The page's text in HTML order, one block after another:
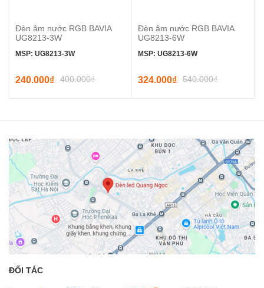
Đèn âm nước RGB BAVIA
UG8213-3W
MSP: UG8213-3W
240.000₫ 400.000₫
Đèn âm nước RGB BAVIA
UG8213-6W
MSP: UG8213-6W
324.000₫ 540.000₫
ĐỐI TÁC